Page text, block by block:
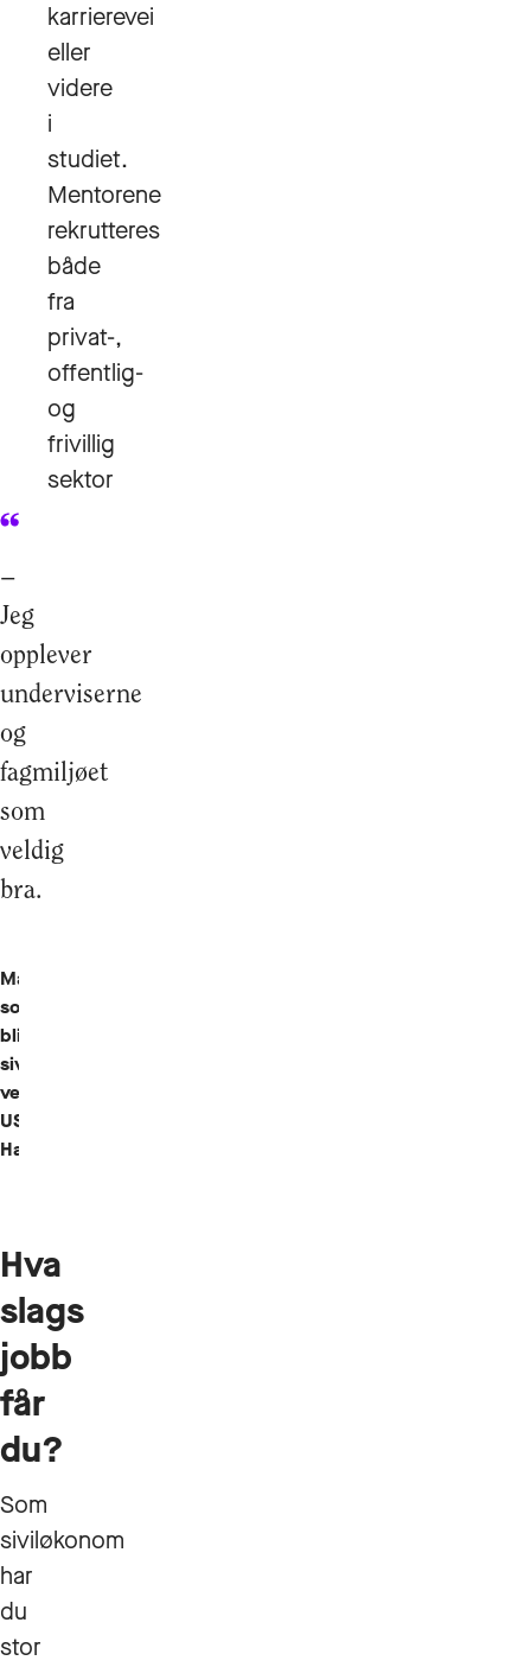
karrierevei
eller
videre
i
studiet.
Mentorene
rekrutteres
både
fra
privat-,
offentlig-
og
frivillig
sektor
–
Jeg
opplever
underviserne
og
fagmiljøet
som
veldig
bra.
Marie,
som
blir
siviløkonom
ved
USN
Handelshøyskolen.
Hva
slags
jobb
får
du?
Som
siviløkonom
har
du
stor